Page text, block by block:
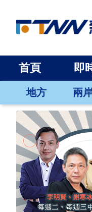
首頁 即
地方 兩